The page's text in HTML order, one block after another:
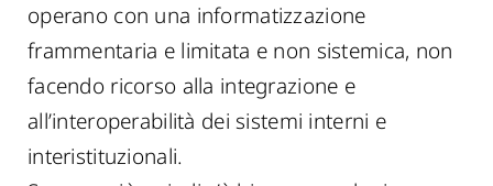
operano con una informatizzazione
frammentaria e limitata e non sistemica, non
facendo ricorso alla integrazione e
all’interoperabilità dei sistemi interni e
interistituzionali.